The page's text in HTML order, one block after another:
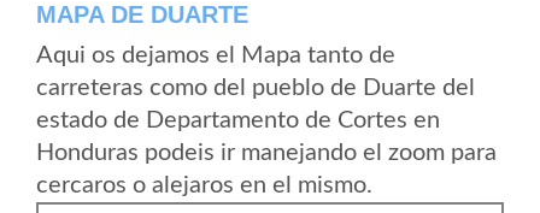
MAPA DE DUARTE
Aqui os dejamos el Mapa tanto de
carreteras como del pueblo de Duarte del
estado de Departamento de Cortes en
Honduras podeis ir manejando el zoom para
cercaros o alejaros en el mismo.